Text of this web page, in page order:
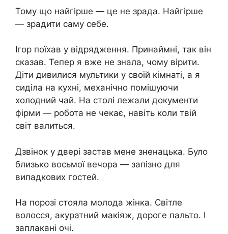
Тому що найгірше — це не зрада. Найгірше
— зрадити саму себе.
Ігор поїхав у відрядження. Принаймні, так він
сказав. Тепер я вже не знала, чому вірити.
Діти дивилися мультики у своїй кімнаті, а я
сиділа на кухні, механічно помішуючи
холодний чай. На столі лежали документи
фірми — робота не чекає, навіть коли твій
світ валиться.
Дзвінок у двері застав мене зненацька. Було
близько восьмої вечора — запізно для
випадкових гостей.
На порозі стояла молода жінка. Світле
волосся, акуратний макіяж, дороге пальто. І
заплакані очі.